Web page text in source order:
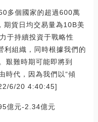
多個國家的超過600萬
貨日均交易量為10B美
于持續投資于戰略性
組織，同時根據我們的
艱難時期可能即將到
時代，因為我們以“傾
6/20 4:40:45]
億元-2.34億元